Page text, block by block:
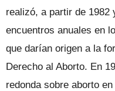
realizó, a partir de 1982
encuentros anuales en
que darían origen a la
Derecho al Aborto. En
redonda sobre aborto